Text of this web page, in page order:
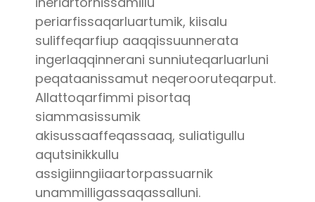
periarfissaqarluartumik, kiisalu
suliffeqarfiup aaqqissuunnerata
ingerlaqqinnerani sunniuteqarluarluni
peqataanissamut neqerooruteqarput.
Allattoqarfimmi pisortaq
siammasissumik
akisussaaffeqassaaq, suliatigullu
aqutsinikkullu
assigiinngiiaartorpassuarnik
unammilligassaqassalluni.